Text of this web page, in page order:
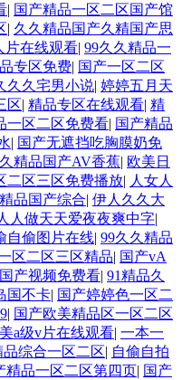
| 国产精品一区二区国产馆
| 久久精品国产久精国产思
片在线观看| 99久久精品一
专区免费| 国产一区二区
久久宅男小说| 婷婷五月天
区| 精品专区在线观看| 精
一区二区免费看| 国产精品
| 国产无遮挡吃胸膜奶免
精品国产AV香蕉| 欧美日
二区三区免费播放| 人女人
品国产综合| 伊人久久大
人做天天爱夜夜爽中字|
自偷图片在线| 99久久精品
区二区三区精品| 国产vA
国产视频免费看| 91精品久
国不卡| 国产婷婷色一区二
| 国产欧美精品区一区二区
a级v片在线观看| 一本一
品综合一区二区| 自偷自拍
精品一区二区第四页| 国产